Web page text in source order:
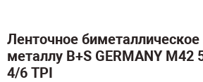
Ленточное биметаллическое
металлу B+S GERMANY M42
4/6 TPI